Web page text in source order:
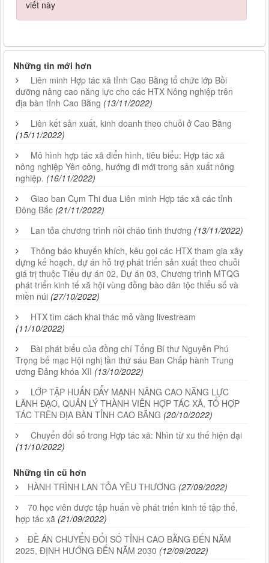
viết này
Những tin mới hơn
Liên minh Hợp tác xã tỉnh Cao Bằng tổ chức lớp Bồi
dưỡng nâng cao năng lực cho các HTX Nông nghiệp trên
địa bàn tỉnh Cao Bằng (13/11/2022)
Liên kết sản xuất, kinh doanh theo chuỗi ở Cao Bằng
(15/11/2022)
Mô hình hợp tác xã điển hình, tiêu biểu: Hợp tác xã
nông nghiệp Yên công, hướng đi mới trong sản xuất nông
nghiệp. (16/11/2022)
Giao ban Cụm Thi đua Liên minh Hợp tác xã các tỉnh
Đông Bắc (21/11/2022)
Lan tỏa chương trình nồi cháo tình thương (13/11/2022)
Thông báo khuyến khích, kêu gọi các HTX tham gia xây
dựng kế hoạch, dự án hỗ trợ phát triển sản xuất theo chuỗi
giá trị thuộc Tiểu dự án 02, Dự án 03, Chương trình MTQG
phát triển kinh tế xã hội vùng đồng bào dân tộc thiểu số và
miền núi (27/10/2022)
HTX tìm cách khai thác mỏ vàng livestream
(11/10/2022)
Bài phát biểu của đồng chí Tổng Bí thư Nguyễn Phú
Trọng bế mạc Hội nghị lần thứ sáu Ban Chấp hành Trung
ương Đảng khóa XII (13/10/2022)
LỚP TẬP HUẤN ĐẨY MẠNH NÂNG CAO NĂNG LỰC
LÃNH ĐẠO, QUẢN LÝ THÀNH VIÊN HỢP TÁC XÃ, TỔ HỢP
TÁC TRÊN ĐỊA BÀN TỈNH CAO BẰNG (20/10/2022)
Chuyển đổi số trong Hợp tác xã: Nhìn từ xu thế hiện đại
(11/10/2022)
Những tin cũ hơn
HÀNH TRÌNH LAN TỎA YÊU THƯƠNG (27/09/2022)
70 học viên được tập huấn về phát triển kinh tế tập thể,
hợp tác xã (21/09/2022)
ĐỀ ÁN CHUYỂN ĐỔI SỐ TỈNH CAO BẰNG ĐẾN NĂM
2025, ĐỊNH HƯỚNG ĐẾN NĂM 2030 (12/09/2022)